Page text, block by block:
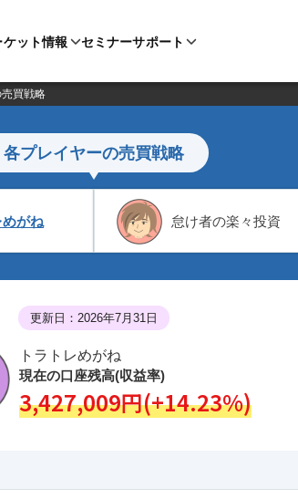
ケット情報 セミナーサポート
売買戦略
各プレイヤーの売買戦略
めがね 怠け者の楽々投資
更新日：2026年7月31日
トラトレめがね
現在の口座残高(収益率)
3,427,009円(+14.23%)